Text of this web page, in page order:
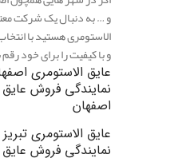
و … به دنبال یک شرکت
الاستومری هستید با
و با کیفیت را برای خود
عایق الاستومری
نمایندگی فروش عایق
اصفهان
عایق الاستومری تبریز
نمایندگی فروش عایق